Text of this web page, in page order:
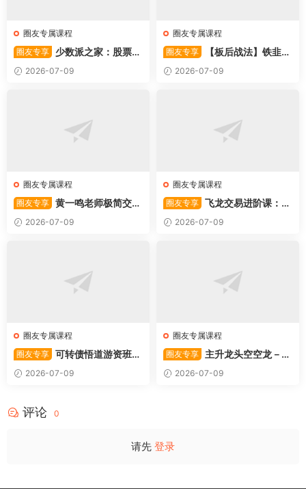
圈友专属课程
圈友专享
少数派之家：股票操
作系统—从入门到精通
2026-07-09
圈友专属课程
圈友专享
【板后战法】铁韭菜
板后强势战法
2026-07-09
圈友专属课程
圈友专享 黄一鸣老师极简交易
系统2026-07-09
圈友专属课程
圈友专享 飞龙交易进阶课：共
振战法
2026-07-09
圈友专属课程
圈友专享 可转债悟道游资班出
奇系列悟道系列守正系列课程-
卓妍
2026-07-09
圈友专属课程
圈友专享
主升龙头空空龙－竞
价抢筹盘口的量化公式与十几
年的体系干货，全篇2026061
2026-07-09
评论 0
请先 登录